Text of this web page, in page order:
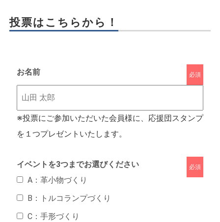
投票はこちらから！
お名前 必須
※投票にご参加いただいた会員様に、応援団スタンプ
を１つプレゼントいたします。
イベントを3つまでお選びください 必須
A：革小物づくり
B：トルコランプづくり
C：手形づくり